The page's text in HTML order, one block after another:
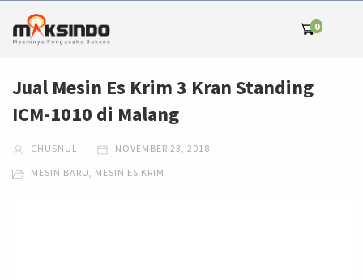
0
Jual Mesin Es Krim 3 Kran Standing
ICM-1010 di Malang
CHUSNUL NOVEMBER 23, 2018
MESIN BARU, MESIN ES KRIM